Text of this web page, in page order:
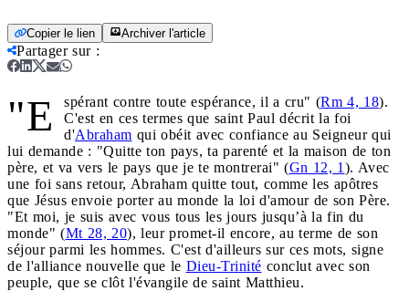
Copier le lien Archiver l'article
Partager sur:
"E spérant contre toute espérance, il a cru" (Rm 4, 18).
C'est en ces termes que saint Paul décrit la foi
d'Abraham qui obéit avec confiance au Seigneur qui
lui demande : "Quitte ton pays, ta parenté et la maison de ton
père, et va vers le pays que je te montrerai" (Gn 12, 1 ). Avec
une foi sans retour, Abraham quitte tout, comme les apôtres
que Jésus envoie porter au monde la loi d'amour de son Père.
"Et moi, je suis avec vous tous les jours jusqu’à la fin du
monde" (Mt 28, 20), leur promet-il encore, au terme de son
séjour parmi les hommes. C'est d'ailleurs sur ces mots, signe
de l'alliance nouvelle que le Dieu-Trinité conclut avec son
peuple, que se clôt l'évangile de saint Matthieu.